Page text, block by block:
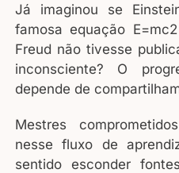
Já imaginou se
famosa equação
Freud não tivesse
inconsciente? O
depende de
Mestres
nesse fluxo de
sentido esconder